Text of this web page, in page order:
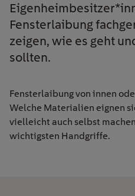
Fensterlaibung
zeigen, wie es geht
sollten.
Fensterlaibung von innen
Welche Materialien eignen
vielleicht auch selbst
wichtigsten Handgriffe.